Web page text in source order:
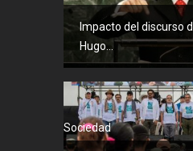
Impacto del discurso
Hugo...
Sociedad